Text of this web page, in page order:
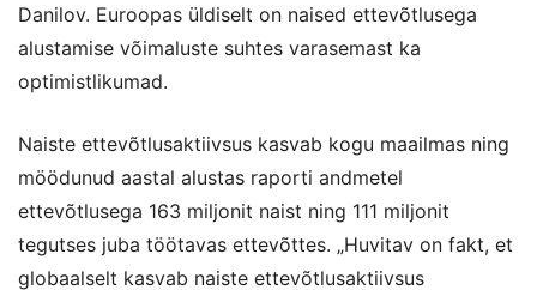
Danilov. Euroopas üldiselt on naised ettevõtlusega
alustamise võimaluste suhtes varasemast ka
optimistlikumad.
Naiste ettevõtlusaktiivsus kasvab kogu maailmas ning
möödunud aastal alustas raporti andmetel
ettevõtlusega 163 miljonit naist ning 111 miljonit
tegutses juba töötavas ettevõttes. „Huvitav on fakt, et
globaalselt kasvab naiste ettevõtlusaktiivsus